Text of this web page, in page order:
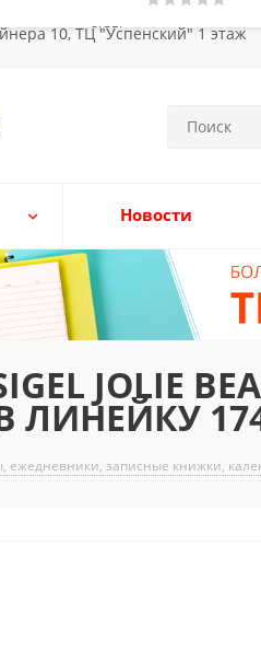
10, ТЦ "Успенский" 1 этаж
Новости
JOLIE
ЛИНЕЙКУ
ежедневники, записные книжки,